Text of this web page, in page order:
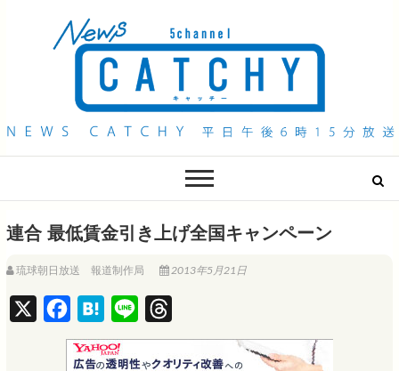
QAB NEWS Headline
連合 最低賃金引き上げ全国キャンペーン
琉球朝日放送 報道制作局 2013年5月21日
a
c
H
a
t
i
n
h
r